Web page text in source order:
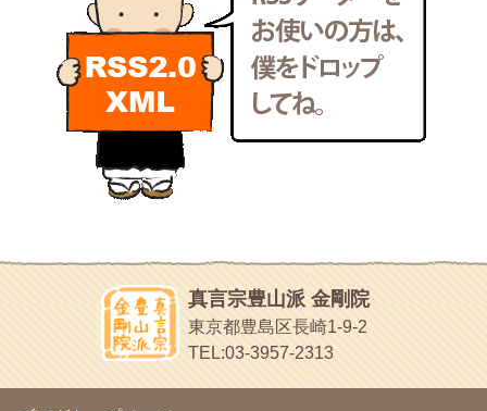
2011年4月
(17)
2011年3月(15)
2011年2月(22)
2011年1月(22)
2010年12月(21)
2010年11月
(14)
2010年9月(16)
(13)
2010年5月(22)
2010年4月(25)
2010年3月(22)
2010年2月
(23)
2010年1月(23)
2009年12月(18)
makotoさんの御符内巡礼記
東京の巡礼記です
POLYHEDON
いろいろなことが書いてあるよ
bunchan
あちこち行って！
目白鍼灸院
日本人の繊細な体質にあわせた、やさしく気持ちよい鍼灸治療で
ほうげん日記
放言じゃなくて和尚さんの名前だよ
面白いサイトみつけたよ。
ヘェ～という感じ
chocolab.Air♪DIALY
ラブラドールのワンちゃんがかわいいよ
真言宗豊山派 金剛院
東京都豊島区長崎1-9-2
TEL:03-3957-2313